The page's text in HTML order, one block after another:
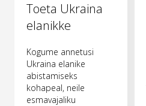
Toeta Ukraina
elanikke
Kogume annetusi
Ukraina elanike
abistamiseks
kohapeal, neile
esmavajaliku